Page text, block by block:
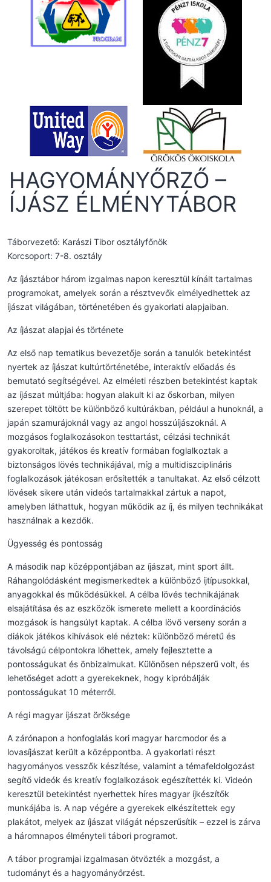
HAGYOMÁNYŐRZŐ –
ÍJÁSZ ÉLMÉNYTÁBOR
Táborvezető: Karászi Tibor osztályfőnök
Korcsoport: 7-8. osztály
Az íjásztábor három izgalmas napon keresztül kínált tartalmas
programokat, amelyek során a résztvevők elmélyedhettek az
íjászat világában, történetében és gyakorlati alapjaiban.
Az íjászat alapjai és története
Az első nap tematikus bevezetője során a tanulók betekintést
nyertek az íjászat kultúrtörténetébe, interaktív előadás és
bemutató segítségével. Az elméleti részben betekintést kaptak
az íjászat múltjába: hogyan alakult ki az őskorban, milyen
szerepet töltött be különböző kultúrákban, például a hunoknál, a
japán szamurájoknál vagy az angol hosszúíjászoknál. A
mozgásos foglalkozásokon testtartást, célzási technikát
gyakoroltak, játékos és kreatív formában foglalkoztak a
biztonságos lövés technikájával, míg a multidiszciplináris
foglalkozások játékosan erősítették a tanultakat. Az első célzott
lövések sikere után videós tartalmakkal zártuk a napot,
amelyben láthattuk, hogyan működik az íj, és milyen technikákat
használnak a kezdők.
Ügyesség és pontosság
A második nap középpontjában az íjászat, mint sport állt.
Ráhangolódásként megismerkedtek a különböző íjtípusokkal,
anyagokkal és működésükkel. A célba lövés technikájának
elsajátítása és az eszközök ismerete mellett a koordinációs
mozgások is hangsúlyt kaptak. A célba lövő verseny során a
diákok játékos kihívások elé néztek: különböző méretű és
távolságú célpontokra lőhettek, amely fejlesztette a
pontosságukat és önbizalmukat. Különösen népszerű volt, és
lehetőséget adott a gyerekeknek, hogy kipróbálják
pontosságukat 10 méterről.
A régi magyar íjászat öröksége
A zárónapon a honfoglalás kori magyar harcmodor és a
lovasíjászat került a középpontba. A gyakorlati részt
hagyományos vesszők készítése, valamint a témafeldolgozást
segítő videók és kreatív foglalkozások egészítették ki. Videón
keresztül betekintést nyerhettek híres magyar íjkészítők
munkájába is. A nap végére a gyerekek elkészítettek egy
plakátot, melyek az íjászat világát népszerűsítik – ezzel is zárva
a háromnapos élményteli tábori programot.
A tábor programjai izgalmasan ötvözték a mozgást, a
tudományt és a hagyományőrzést.